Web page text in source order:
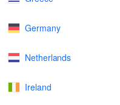
Germany
Netherlands
Ireland